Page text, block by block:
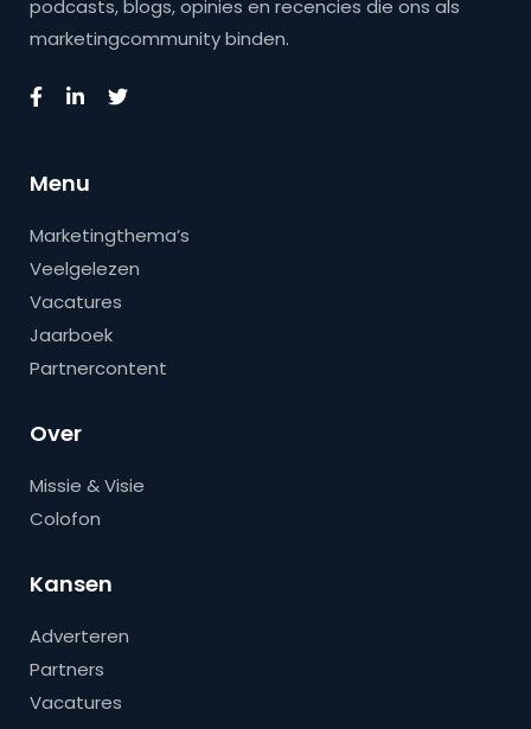
podcasts, blogs, opinies en recencies die ons als
marketingcommunity binden.
Menu
Marketingthema’s
Veelgelezen
Vacatures
Jaarboek
Partnercontent
Over
Missie & Visie
Colofon
Kansen
Adverteren
Partners
Vacatures